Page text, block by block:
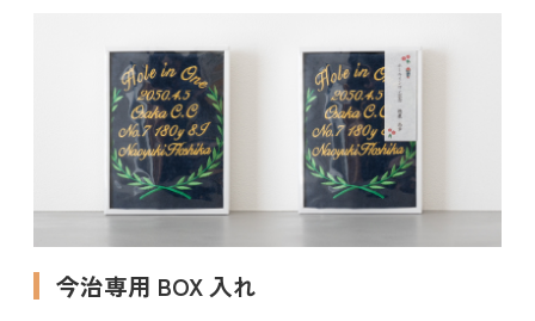
今治専用 BOX 入れ